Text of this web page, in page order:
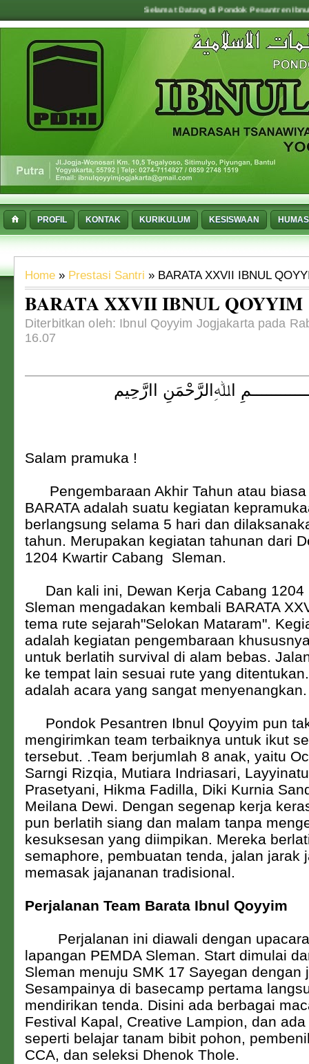
Selamat Datang di Pondok Pesantren Ibnul
PROFIL KONTAK KURIKULUM KESISWAAN
Home » Prestasi Santri » BARATA XXVII IBNUL
BARATA XXVII IBNUL QOYYIM
Diterbitkan oleh: Ibnul Qoyyim Jogjakarta pada
16.07
اﷲِالرَّحْمَنِ اارَّحِيم
Salam pramuka !
Pengembaraan Akhir Tahun atau biasa
BARATA adalah suatu kegiatan
berlangsung selama 5 hari dan
tahun. Merupakan kegiatan tahunan dari
1204 Kwartir Cabang Sleman.
Dan kali ini, Dewan Kerja Cabang 1204
Sleman mengadakan kembali BARATA
tema rute sejarah"Selokan Mataram".
adalah kegiatan pengembaraan
untuk berlatih survival di alam bebas.
ke tempat lain sesuai rute yang
adalah acara yang sangat menyenangkan.
Pondok Pesantren Ibnul Qoyyim pun
mengirimkan team terbaiknya untuk ikut
tersebut. .Team berjumlah 8 anak, yaitu
Sarngi Rizqia, Mutiara Indriasari,
Prasetyani, Hikma Fadilla, Diki Kurnia
Meilana Dewi. Dengan segenap kerja
pun berlatih siang dan malam tanpa
kesuksesan yang diimpikan. Mereka
semaphore, pembuatan tenda, jalan jarak
memasak jajananan tradisional.
Perjalanan Team Barata Ibnul Qoyyim
Perjalanan ini diawali dengan upacara
lapangan PEMDA Sleman. Start dimulai
Sleman menuju SMK 17 Sayegan dengan
Sesampainya di basecamp pertama
mendirikan tenda. Disini ada berbagai
Festival Kapal, Creative Lampion, dan
seperti belajar tanam bibit pohon,
CCA, dan seleksi Dhenok Thole.